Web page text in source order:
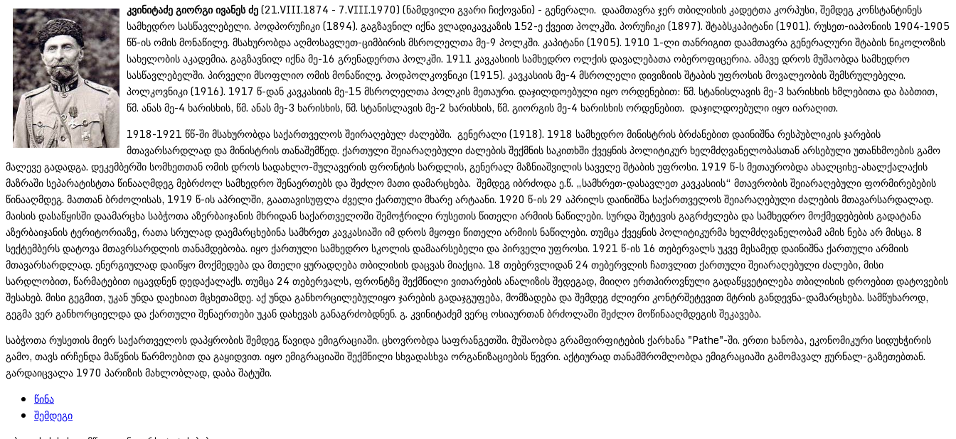
კვინიტაძეგიორგი ივანეს ძე(21.VIII.1874 - 7.VIII.1970) (ნამდვილი გვარი ჩიქოვანი) - გენერალი. დაამთავრა ჯერ თბილისის კადეტთა კორპუსი, შემდეგ კონსტანტინეს
სამხედრო სასწავლებელი. პოდპორუჩიკი (1894). გაგზავნილ იქნა ვლადიკავკაზის 152-ე ქვეით პოლკში. პორუჩიკი (1897). შტაბსკაპიტანი (1901). რუსეთ-იაპონიის 1904-1905
წწ-ის ომის მონაწილე. მსახურობდა აღმოსავლეთ-ციმბირის მსროლელთა მე-9 პოლკში. კაპიტანი (1905). 1910 1-ლი თანრიგით დაამთავრა გენერალური შტაბის ნიკოლოზის
სახელობის აკადემია. გაგზავნილ იქნა მე-16 გრენადერთა პოლკში. 1911 კავკასიის სამხედრო ოლქის დავალებათა ობეროფიცერია. ამავე დროს მუშაობდა სამხედრო
სასწავლებელში. პირველი მსოფლიო ომის მონაწილე. პოდპოლკოვნიკი (1915). კავკასიის მე-4 მსროლელი დივიზიის შტაბის უფროსის მოვალეობის შემსრულებელი.
პოლკოვნიკი (1916). 1917 წ-დან კავკასიის მე-15 მსროლელთა პოლკის მეთაური. დაჯილდოებული იყო ორდენებით: წმ. სტანისლავის მე-3 ხარისხის ხმლებითა და ბაბთით,
წმ. ანას მე-4 ხარისხის, წმ. ანას მე-3 ხარისხის, წმ. სტანისლავის მე-2 ხარისხის, წმ. გიორგის მე-4 ხარისხის ორდენებით. დაჯილდოებული იყო იარაღით.
1918-1921 წწ-ში მსახურობდა საქართველოს შეირაღებულ ძალებში. გენერალი (1918). 1918 სამხედრო მინისტრის ბრძანებით დაინიშნა რესპუბლიკის ჯარების
მთავარსარდლად და მინისტრის თანაშემწედ. ქართული შეიარაღებული ძალების შექმნის საკითხში ქვეყნის პოლიტიკურ ხელმძღვანელობასთან არსებული უთანხმოების გამო
მალევე გადადგა. დეკემბერში სომხეთთან ომის დროს სადახლო-შულავერის ფრონტის სარდლის, გენერალ მაზნიაშვილის საველე შტაბის უფროსი. 1919 წ-ს მეთაურობდა ახალციხე-ახალქალაქის
მაზრაში სეპარატისტთა წინააღმდეგ მებრძოლ სამხედრო შენაერთებს და შეძლო მათი დამარცხება. შემდეგ იბრძოდა ე.წ. „სამხრეთ-დასავლეთ კავკასიის“ მთავრობის შეიარაღებული ფორმირებების
წინააღმდეგ. მათთან ბრძოლისას, 1919 წ-ის აპრილში, გაათავისუფლა ძველი ქართული მხარე არტაანი. 1920 წ-ის 29 აპრილს დაინიშნა საქართველოს შეიარაღებული ძალების მთავარსარდალად.
მაისის დასაწყისში დაამარცხა საბჭოთა აზერბაიჯანის მხრიდან საქართველოში შემოჭრილი რუსეთის წითელი არმიის ნაწილები. სურდა შეტევის გაგრძელება და სამხედრო მოქმედებების გადატანა
აზერბაიჯანის ტერიტორიაზე, რათა სრულად დაემარცხებინა სამხრეთ კავკასიაში იმ დროს მყოფი წითელი არმიის ნაწილები. თუმცა ქვეყნის პოლიტიკურმა ხელმძღვანელობამ ამის ნება არ მისცა. 8
სექტემბერს დატოვა მთავრსარდლის თანამდებობა. იყო ქართული სამხედრო სკოლის დამაარსებელი და პირველი უფროსი. 1921 წ-ის 16 თებერვალს უკვე მესამედ დაინიშნა ქართული არმიის
მთავარსარდლად. ენერგიულად დაიწყო მოქმედება და მთელი ყურადღება თბილისის დაცვას მიაქცია. 18 თებერვლიდან 24 თებერვლის ჩათვლით ქართული შეიარაღებული ძალები, მისი
სარდლობით, წარმატებით იცავდნენ დედაქალაქს. თუმცა 24 თებერვალს, ფრონტზე შექმნილი ვითარების ანალიზის შედეგად, მიიღო ერთპიროვნული გადაწყვეტილება თბილისის დროებით დატოვების
შესახებ. მისი გეგმით, უკან უნდა დაეხიათ მცხეთამდე. აქ უნდა განხორცილებულიყო ჯარების გადაჯგუფება, მომზადება და შემდეგ ძლიერი კონტრშეტევით მტრის განდევნა-დამარცხება. სამწუხაროდ,
გეგმა ვერ განხორციელდა და ქართული შენაერთები უკან დახევას განაგრძობდნენ. გ. კვინიტაძემ ვერც ოსიაურთან ბრძოლაში შეძლო მოწინააღმდეგის შეკავება.
საბჭოთა რუსეთის მიერ საქართველოს დაპყრობის შემდეგ წავიდა ემიგრაციაში. ცხოვრობდა საფრანგეთში. მუშაობდა გრამფირფიტების ქარხანა "Pathe"-ში. ერთი ხანობა, ეკონომიკური სიდუხჭირის
გამო, თავს ირჩენდა მაწვნის წარმოებით და გაყიდვით. იყო ემიგრაციაში შექმნილი სხვადასხვა ორგანიზაციების წევრი. აქტიურად თანამშრომლობდა ემიგრაციაში გამომავალ ჟურნალ-გაზეთებთან.
გარდაიცვალა 1970 პარიზის მახლობლად, დაბა შატუში.
წინა
შემდეგი